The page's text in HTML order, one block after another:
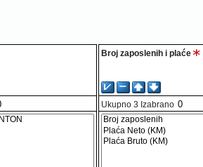
Broj zaposlenih i plaće
Ukupno 3 Izabrano